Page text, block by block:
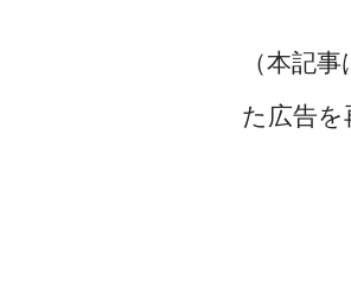
（本記
た広告を